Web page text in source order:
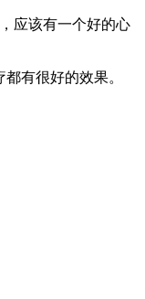
应该有一个好的心
有很好的效果。